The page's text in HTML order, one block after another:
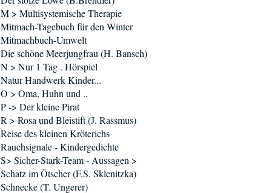
M > Multisystemische Therapie
Mitmach-Tagebuch für den Winter
Mitmachbuch-Umwelt
Die schöne Meerjungfrau (H. Bansch)
N > Nur 1 Tag . Hörspiel
Natur Handwerk Kinder...
O > Oma, Huhn und ..
P -> Der kleine Pirat
R > Rosa und Bleistift (J. Rassmus)
Reise des kleinen Kröterichs
Rauchsignale - Kindergedichte
S> Sicher-Stark-Team - Aussagen >
Schatz im Ötscher (F.S. Sklenitzka)
Schnecke (T. Ungerer)